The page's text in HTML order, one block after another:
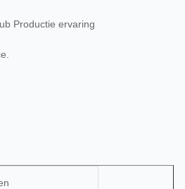
Productie ervaring